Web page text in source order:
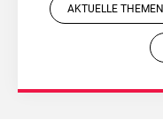
AKTUELLE THEMEN